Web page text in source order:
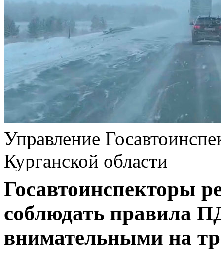
Управление
Курганской области
Госавтоинспекторы
соблюдать правила
внимательными на